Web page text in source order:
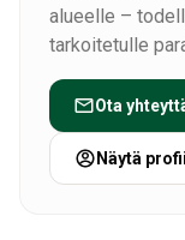
alueelle –
tarkoitetulle
kokemuksen yli
Ota
Näytä